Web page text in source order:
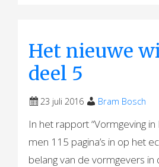
Het nieuwe
deel 5
23 juli 2016 Bram Bosch
In het rapport “Vormgeving
men 115 pagina’s in op het
belang van de vormgevers